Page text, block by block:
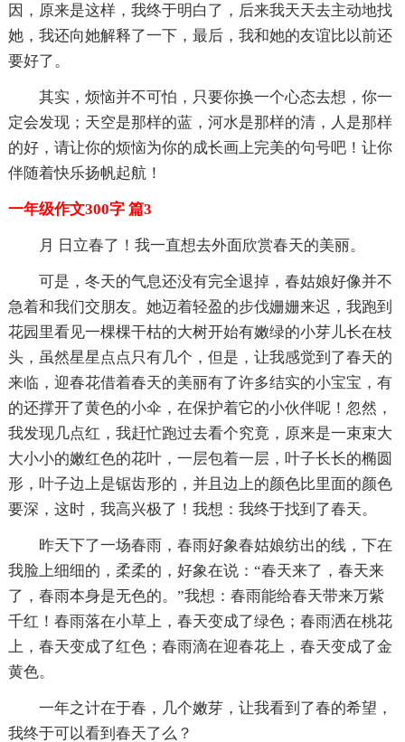
因，原来是这样，我终于明白了，后来我天天去主动地找
她，我还向她解释了一下，最后，我和她的友谊比以前还
要好了。
其实，烦恼并不可怕，只要你换一个心态去想，你一
定会发现；天空是那样的蓝，河水是那样的清，人是那样
的好，请让你的烦恼为你的成长画上完美的句号吧！让你
伴随着快乐扬帆起航！
一年级作文300字 篇3
月 日立春了！我一直想去外面欣赏春天的美丽。
可是，冬天的气息还没有完全退掉，春姑娘好像并不
急着和我们交朋友。她迈着轻盈的步伐姗姗来迟，我跑到
花园里看见一棵棵干枯的大树开始有嫩绿的小芽儿长在枝
头，虽然星星点点只有几个，但是，让我感觉到了春天的
来临，迎春花借着春天的美丽有了许多结实的小宝宝，有
的还撑开了黄色的小伞，在保护着它的小伙伴呢！忽然，
我发现几点红，我赶忙跑过去看个究竟，原来是一束束大
大小小的嫩红色的花叶，一层包着一层，叶子长长的椭圆
形，叶子边上是锯齿形的，并且边上的颜色比里面的颜色
要深，这时，我高兴极了！我想：我终于找到了春天。
昨天下了一场春雨，春雨好象春姑娘纺出的线，下在
我脸上细细的，柔柔的，好象在说：“春天来了，春天来
了，春雨本身是无色的。”我想：春雨能给春天带来万紫
千红！春雨落在小草上，春天变成了绿色；春雨洒在桃花
上，春天变成了红色；春雨滴在迎春花上，春天变成了金
黄色。
一年之计在于春，几个嫩芽，让我看到了春的希望，
我终于可以看到春天了么？